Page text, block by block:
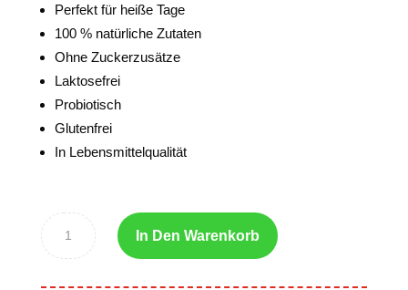
Perfekt für heiße Tage
100 % natürliche Zutaten
Ohne Zuckerzusätze
Laktosefrei
Probiotisch
Glutenfrei
In Lebensmittelqualität
In Den Warenkorb